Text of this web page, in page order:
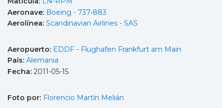
Aeronave: Boeing - 737-883
Aerolínea: Scandinavian Airlines - SAS
Aeropuerto: EDDF - Flughafen Frankfurt am Main
País: Alemania
Fecha: 2011-05-15
Foto por: Florencio Martín Melián